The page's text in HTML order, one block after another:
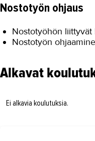
Nostotyön ohjaus
Nostotyöhön liittyvät
Nostotyön
Alkavat
Ei alkavia koulutuksia.